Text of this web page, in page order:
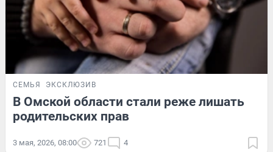
СЕМЬЯ ЭКСКЛЮЗИВ
В Омской области стали реже лишать
родительских прав
3 мая, 2026, 08:00 721 4